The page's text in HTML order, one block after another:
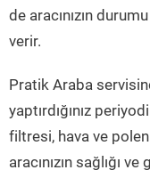
de aracınızın
verir.
Pratik Araba
yaptırdığınız
filtresi, hava ve
aracınızın sağlığı